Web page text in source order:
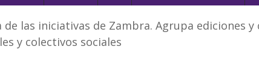
las iniciativas de Zambra. Agrupa ediciones y
y colectivos sociales